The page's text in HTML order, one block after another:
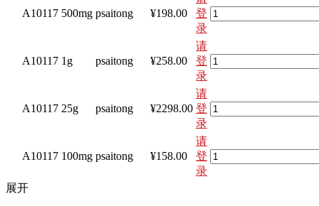
A10117 500mg psaitong ¥198.00
登
录
A10117 1g psaitong ¥258.00
请
登
录
A10117 25g psaitong ¥2298.00
请
登
录
A10117 100mg psaitong ¥158.00
请
登
录
展开